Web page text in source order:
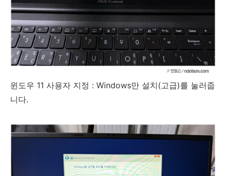
윈도우 11 사용자 지정 : Windows만 설치(고급)를 눌러줍
니다.